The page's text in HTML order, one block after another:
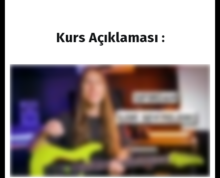
Kurs Açıklaması :